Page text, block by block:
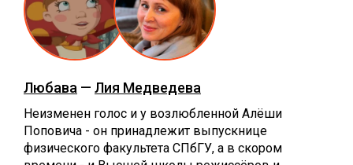
Любава — Лия Медведева
Неизменен голос и у возлюбленной Алёши
Поповича - он принадлежит выпускнице
физического факультета СПбГУ, а в скором